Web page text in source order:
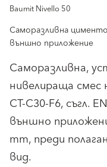
Baumit Nivello 50
Саморазливна
външно приложение
Саморазливна,
нивелираща смес
СT-C30-F6, съгл.
външно
mm, преди
вид.